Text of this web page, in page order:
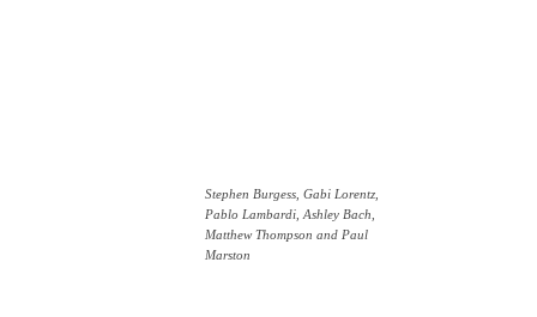
Stephen Burgess, Gabi Lorentz,
Pablo Lambardi, Ashley Bach,
Matthew Thompson and Paul
Marston